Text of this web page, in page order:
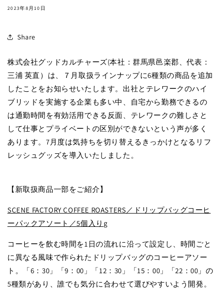
2023年8月10日
Share
株式会社グッドカルチャーズ(本社：群馬県邑楽郡、代表：
三浦 英直）は、７月取扱ラインナップに6種類の商品を追加
したことをお知らせいたします。出社とテレワークのハイ
ブリッドを実施する企業も多い中、自宅から勤務できるの
は通勤時間を有効活用できる反面、テレワークの難しさと
して仕事とプライベートの区別ができないという声が多く
あります。7月度は気持ちを切り替えるきっかけとなるリフ
レッシュグッズを導入いたしました。
【新取扱商品一部をご紹介】
SCENE FACTORY COFFEE ROASTERS／ドリップバッグコーヒ
ーパックアソート／5個入り g
コーヒーを飲む時間を1日の流れに沿って設定し、時間ごと
に異なる風味で作られたドリップバッグのコーヒーアソー
ト。「6：30」「9：00」「12：30」「15：00」「22：00」の
5種類があり、誰でも気分に合わせて選びやすいよう開発。